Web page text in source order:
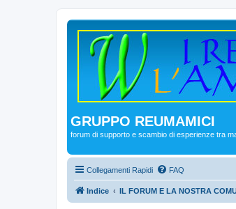
GRUPPO REUMAMICI
forum di supporto e scambio di esperienze tra
Collegamenti Rapidi FAQ
Indice IL FORUM E LA NOSTRA